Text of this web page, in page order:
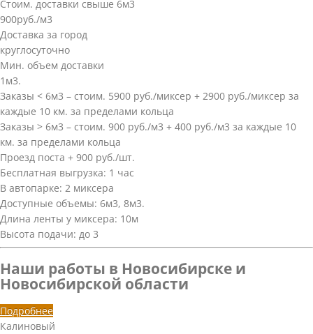
Стоим. доставки свыше 6м3
900руб./м3
Доставка за город
круглосуточно
Мин. объем доставки
1м3.
Заказы < 6м3 – стоим. 5900 руб./миксер + 2900 руб./миксер за
каждые 10 км. за пределами кольца
Заказы > 6м3 – стоим. 900 руб./м3 + 400 руб./м3 за каждые 10
км. за пределами кольца
Проезд поста + 900 руб./шт.
Бесплатная выгрузка: 1 час
В автопарке: 2 миксера
Доступные объемы: 6м3, 8м3.
Длина ленты у миксера: 10м
Высота подачи: до 3
Наши работы в Новосибирске и
Новосибирской области
Подробнее
Калиновый